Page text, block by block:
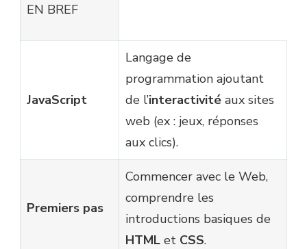
EN BREF
JavaScript
Langage de
programmation ajoutant
de l’interactivité aux sites
web (ex : jeux, réponses
aux clics).
Premiers pas
Commencer avec le Web,
comprendre les
introductions basiques de
HTML et CSS.